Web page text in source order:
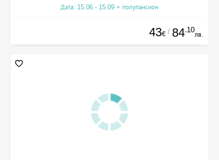
Дата: 15.06 - 15.09 + полупансион
43€ / 84.10
лв.